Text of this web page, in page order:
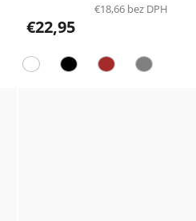
€18,66 bez DPH
€22,95